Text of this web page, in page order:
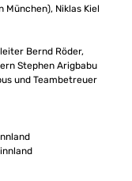
München), Niklas Kiel
Bernd Röder,
Stephen Arigbabu
und Teambetreuer